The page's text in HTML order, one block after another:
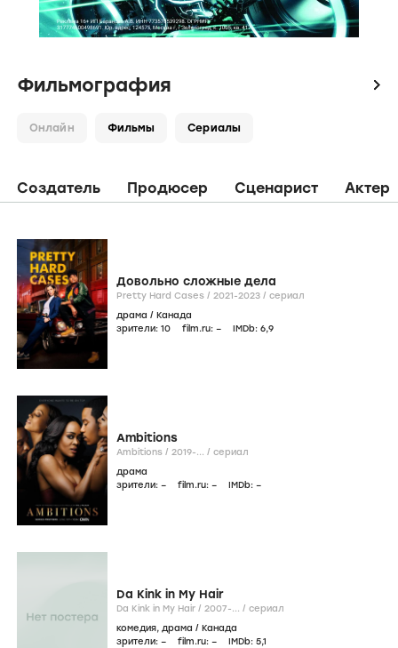
Фильмография icon
Онлайн Фильмы Сериалы
Создатель Продюсер Сценарист Актер
Довольно сложные дела
Pretty Hard Cases / 2021-2023 / сериал
драма / Канада
зрители: 10 film.ru: – IMDb: 6,9
Ambitions
Ambitions / 2019-... / сериал
драма
зрители: – film.ru: – IMDb: –
Da Kink in My Hair
Da Kink in My Hair / 2007-... / сериал
комедия, драма / Канада
зрители: – film.ru: – IMDb: 5,1